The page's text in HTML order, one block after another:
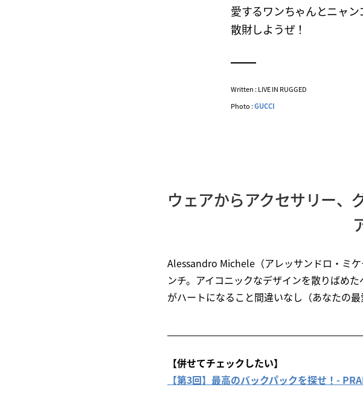
愛するワンちゃんとニャン
散財しようぜ！
Written : LIVE IN RUGGED
Photo :GUCCI
ウェアからアクセサリー、
Alessandro Michele（アレッサンドロ・ミ
ンチ。アイコニックなデザインを散りばめ
がハートになること間違いなし（あなたの
【併せてチェックしたい】
【第3回】最高のバックパックを探せ！-